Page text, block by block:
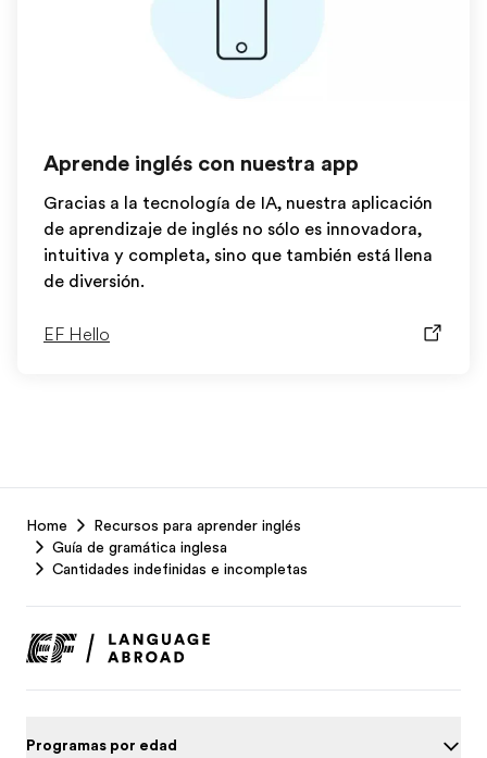
Aprende inglés con nuestra app
Gracias a la tecnología de IA, nuestra aplicación
de aprendizaje de inglés no sólo es innovadora,
intuitiva y completa, sino que también está llena
de diversión.
EF Hello
Footer
Home
Recursos para aprender inglés
Guía de gramática inglesa
Cantidades indefinidas e incompletas
Programas por edad